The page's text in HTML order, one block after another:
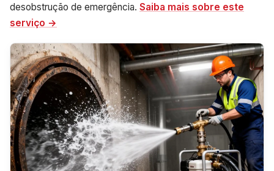
desobstrução de emergência. Saiba mais sobre este
serviço →